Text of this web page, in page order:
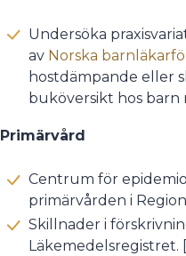
Undersöka
av Norska
hostdämpande eller
buköversikt hos barn
Primärvård
Centrum för
primärvården i
Skillnader i
Läkemedelsregistret.